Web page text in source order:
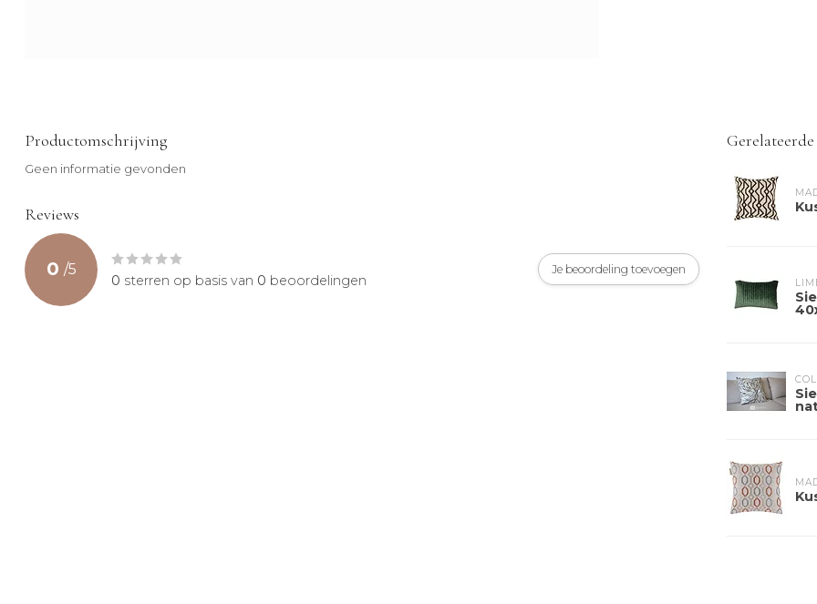
Productomschrijving
Geen informatie gevonden
Reviews
0 /5
0 sterren op basis van 0 beoordelingen
Je beoordeling toevoegen